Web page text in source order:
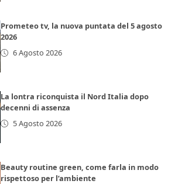
Prometeo tv, la nuova puntata del 5 agosto
2026
6 Agosto 2026
La lontra riconquista il Nord Italia dopo
decenni di assenza
5 Agosto 2026
Beauty routine green, come farla in modo
rispettoso per l’ambiente